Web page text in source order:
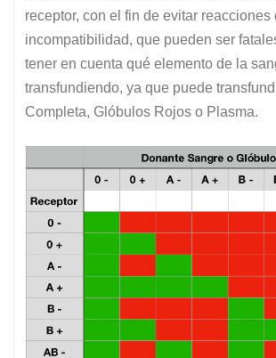
receptor, con el fin de evitar reacciones
incompatibilidad, que pueden ser
tener en cuenta qué elemento de la
transfundiendo, ya que puede
Completa, Glóbulos Rojos o Plasma.